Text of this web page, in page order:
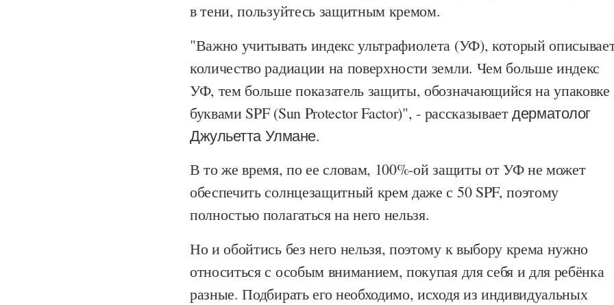
в тени, пользуйтесь защитным кремом.
"Важно учитывать индекс ультрафиолета (УФ), который
количество радиации на поверхности земли. Чем больше индекс
УФ, тем больше показатель защиты, обозначающийся на упаковке
буквами SPF (Sun Protector Factor)", - рассказываетдерматолог
Джульетта Улмане.
В то же время, по ее словам, 100%-ой защиты от УФ не может
обеспечить солнцезащитный крем даже с 50 SPF, поэтому
полностью полагаться на него нельзя.
Но и обойтись без него нельзя, поэтому к выбору крема нужно
относиться с особым вниманием, покупая для себя и для ребёнка
разные. Подбирать его необходимо, исходя из индивидуальных